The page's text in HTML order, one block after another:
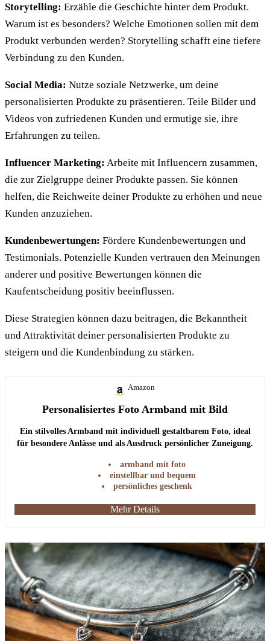
Storytelling: Erzähle die Geschichte hinter dem Produkt.
Warum ist es besonders? Welche Emotionen sollen mit dem
Produkt verbunden werden? Storytelling schafft eine tiefere
Verbindung zu den Kunden.
Social Media: Nutze soziale Netzwerke, um deine
personalisierten Produkte zu präsentieren. Teile Bilder und
Videos von zufriedenen Kunden und ermutige sie, ihre
Erfahrungen zu teilen.
Influencer Marketing: Arbeite mit Influencern zusammen,
die zur Zielgruppe deiner Produkte passen. Sie können
helfen, die Reichweite deiner Produkte zu erhöhen und neue
Kunden anzuziehen.
Kundenbewertungen: Fördere Kundenbewertungen und
Testimonials. Potenzielle Kunden vertrauen den Meinungen
anderer und positive Bewertungen können die
Kaufentscheidung positiv beeinflussen.
Diese Strategien können dazu beitragen, die Bekanntheit
und Attraktivität deiner personalisierten Produkte zu
steigern und die Kundenbindung zu stärken.
Amazon
Personalisiertes Foto Armband mit Bild
Ein stilvolles Armband mit individuell gestaltbarem Foto, ideal
für besondere Anlässe und als Ausdruck persönlicher Zuneigung.
armband mit foto
einstellbar und bequem
persönliches geschenk
Mehr Details